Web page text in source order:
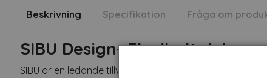
Beskrivning Specifikation Fråga om
SIBU Design- Flexibelt
SIBU är en ledande tillverkare av högkvalitativa,